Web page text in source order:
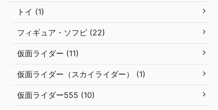
トイ (1)
フィギュア・ソフビ (22)
仮面ライダー (11)
仮面ライダー（スカイライダー） (1)
仮面ライダー555 (10)